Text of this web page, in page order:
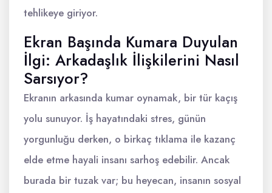
tehlikeye giriyor.
Ekran Başında Kumara Duyulan
İlgi: Arkadaşlık İlişkilerini Nasıl
Sarsıyor?
Ekranın arkasında kumar oynamak, bir tür kaçış
yolu sunuyor. İş hayatındaki stres, günün
yorgunluğu derken, o birkaç tıklama ile kazanç
elde etme hayali insanı sarhoş edebilir. Ancak
burada bir tuzak var; bu heyecan, insanın sosyal